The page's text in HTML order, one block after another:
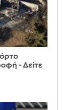
- Δείτε